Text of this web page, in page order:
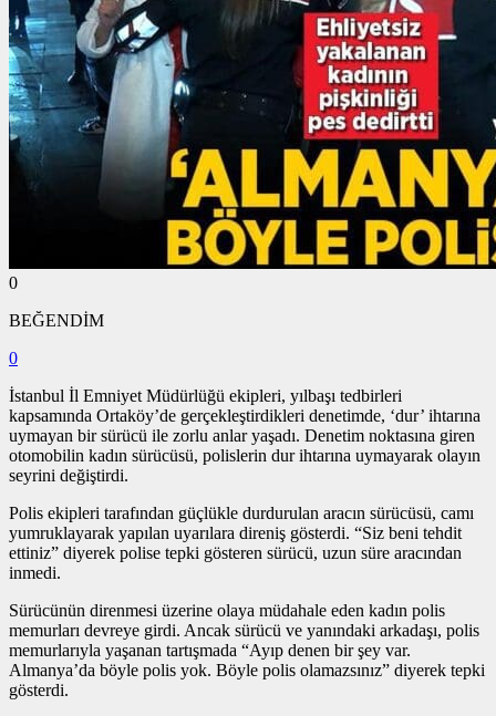
0
BEĞENDİM
0
İstanbul İl Emniyet Müdürlüğü ekipleri, yılbaşı tedbirleri
kapsamında Ortaköy’de gerçekleştirdikleri denetimde, ‘dur’ ihtarına
uymayan bir sürücü ile zorlu anlar yaşadı. Denetim noktasına giren
otomobilin kadın sürücüsü, polislerin dur ihtarına uymayarak olayın
seyrini değiştirdi.
Polis ekipleri tarafından güçlükle durdurulan aracın sürücüsü, camı
yumruklayarak yapılan uyarılara direniş gösterdi. “Siz beni tehdit
ettiniz” diyerek polise tepki gösteren sürücü, uzun süre aracından
inmedi.
Sürücünün direnmesi üzerine olaya müdahale eden kadın polis
memurları devreye girdi. Ancak sürücü ve yanındaki arkadaşı, polis
memurlarıyla yaşanan tartışmada “Ayıp denen bir şey var.
Almanya’da böyle polis yok. Böyle polis olamazsınız” diyerek tepki
gösterdi.